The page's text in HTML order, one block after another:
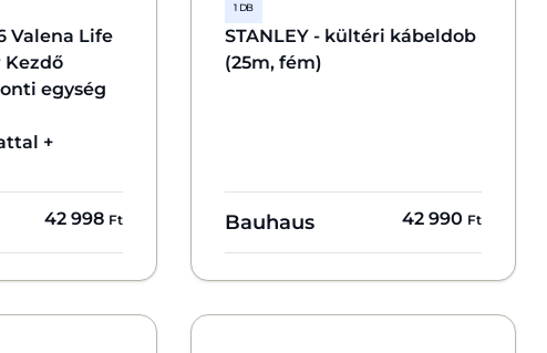
Valena Life
egység
+
42 998 Ft
1 DB
STANLEY - kültéri kábeldob
(25m, fém)
Bauhaus 42 990 Ft